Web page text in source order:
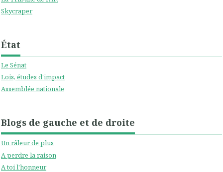
Skycraper
État
Le Sénat
Lois, études d'impact
Assemblée nationale
Blogs de gauche et de droite
Un râleur de plus
A perdre la raison
A toi l'honneur